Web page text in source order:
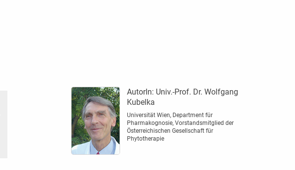
AutorIn: Univ.-Prof. Dr. Wolfgang
Kubelka
Universität Wien, Department für
Pharmakognosie, Vorstandsmitglied der
Österreichischen Gesellschaft für
Phytotherapie